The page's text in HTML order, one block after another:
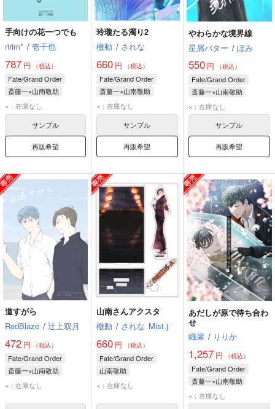
手向けの花一つでも
ririm* / 壱千也
787 円 （税込）
Fate/Grand Order
斎藤一×山南敬助
山南敬助
×：在庫なし
サンプル
再販希望
玲瓏たる濁り2
檄動 / されな
660 円 （税込）
Fate/Grand Order
斎藤一×山南敬助
斎藤一
山南敬助
×：在庫なし
サンプル
再販希望
やわらかな境界線
星屑バター / ぽみ
550円 （税込）
Fate/Grand Order
斎藤一×山南敬助
斎藤一
山南敬助
×：在庫なし
サンプル
再販希望
道すがら
RedBlaze / 辻上双月
472 円 （税込）
Fate/Grand Order
斎藤一×山南敬助
斎藤一
山南敬助
×：在庫なし
山南さんアクスタ
檄動 / されな Mist.j
660 円 （税込）
Fate/Grand Order
山南敬助
×：在庫なし
あだしが原で待ち合わ
せ
織屋 / りりか
1,257円 （税込）
Fate/Grand Order
斎藤一×山南敬助
山南敬助
×：在庫なし